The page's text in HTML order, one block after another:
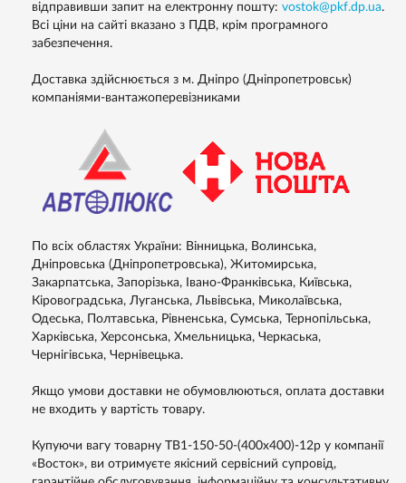
відправивши запит на електронну пошту: vostok@pkf.dp.ua.
Всі ціни на сайті вказано з ПДВ, крім програмного
забезпечення.
Доставка здійснюється з м. Дніпро (Дніпропетровськ)
компаніями-вантажоперевізниками
По всіх областях України: Вінницька, Волинська,
Дніпровська (Дніпропетровська), Житомирська,
Закарпатська, Запорізька, Івано-Франківська, Київська,
Кіровоградська, Луганська, Львівська, Миколаївська,
Одеська, Полтавська, Рівненська, Сумська, Тернопільська,
Харківська, Херсонська, Хмельницька, Черкаська,
Чернігівська, Чернівецька.
Якщо умови доставки не обумовлюються, оплата доставки
не входить у вартість товару.
Купуючи вагу товарну ТВ1-150-50-(400х400)-12p у компанії
«Восток», ви отримуєте якісний сервісний супровід,